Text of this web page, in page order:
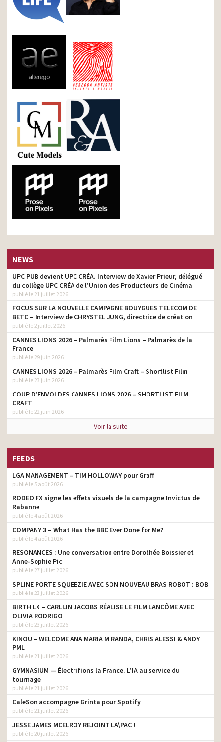
NEWS
UPC PUB devient UPC CRÉA. Interview de Xavier Prieur, délégué
du collège UPC CRÉA de l’Union des Producteurs de Cinéma
publié le 21 juillet 2026
FOCUS SUR LA NOUVELLE CAMPAGNE BOUYGUES TELECOM DE
BETC – Interview de CHRYSTEL JUNG, directrice de création
publié le 2 juillet 2026
CANNES LIONS 2026 – Palmarès Film Lions – Palmarès de la
France
publié le 29 juin 2026
CANNES LIONS 2026 – Palmarès Film Craft – Shortlist Film
publié le 23 juin 2026
COUP D’ENVOI DES CANNES LIONS 2026 – SHORTLIST FILM
CRAFT
publié le 22 juin 2026
Voir la suite
FEEDS
LGA MANAGEMENT – TIM HOLLOWAY pour Graff
publié le 5 août 2026
RODEO FX signe les effets visuels de la campagne Invictus de
Rabanne
publié le 4 août 2026
COMPANY 3 – What Has the BBC Ever Done for Me?
publié le 4 août 2026
RESONANCES : Une conversation entre Dorothée Boissier et
Anne-Sophie Pic
publié le 27 juillet 2026
SPLINE PORTE SQUEEZIE AVEC SON NOUVEAU BRAS ROBOT : BOB
publié le 23 juillet 2026
BIRTH LX – CARLIJN JACOBS RÉALISE LE FILM LANCÔME AVEC
OLIVIA RODRIGO
publié le 23 juillet 2026
KINOU – WELCOME ANA MARIA MIRANDA, CHRIS ALESSI & ANDY
PML
publié le 21 juillet 2026
GYMNASIUM — Électrifions la France. L’IA au service du
tournage
publié le 21 juillet 2026
CaleSon accompagne Grinta pour Spotify
publié le 21 juillet 2026
JESSE JAMES MCELROY REJOINT LA\PAC !
publié le 20 juillet 2026